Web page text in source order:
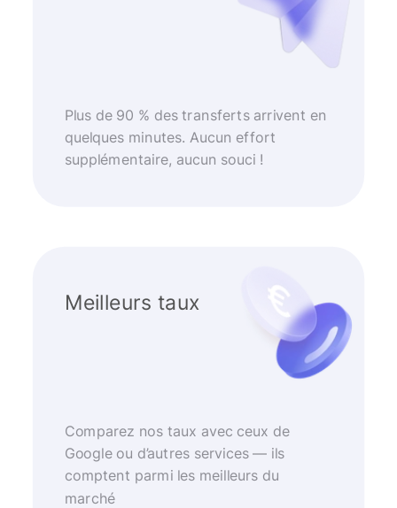
Plus de 90 % des transferts arrivent en
quelques minutes. Aucun effort
supplémentaire, aucun souci !
Meilleurs taux
Comparez nos taux avec ceux de
Google ou d’autres services — ils
comptent parmi les meilleurs du
marché